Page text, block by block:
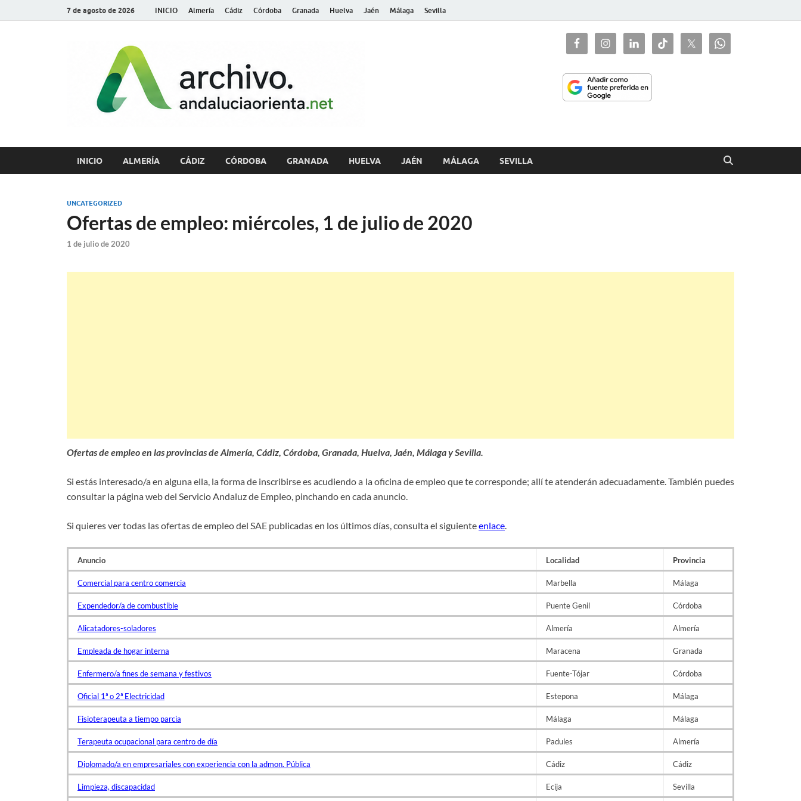
7 de agosto de 2026 INICIO Almería Cádiz Córdoba Granada Huelva Jaén Málaga Sevilla
archivo.andaluciaorienta
INICIO ALMERÍA CÁDIZ CÓRDOBA GRANADA HUELVA JAÉN MÁLAGA SEVILLA
UNCATEGORIZED
Ofertas de empleo: miércoles, 1 de julio de 2020
1 de julio de 2020
Ofertas de empleo en las provincias de Almería, Cádiz, Córdoba, Granada, Huelva, Jaén, Málaga y Sevilla.
Si estás interesado/a en alguna ella, la forma de inscribirse es acudiendo a la oficina de empleo que te corresponde; allí te atenderán adecuadamente. También puedes
consultar la página web del Servicio Andaluz de Empleo, pinchando en cada anuncio.
Si quieres ver todas las ofertas de empleo del SAE publicadas en los últimos días, consulta el siguienteenlace.
Anuncio Localidad Provincia
Comercial para centro comercia Marbella Málaga
Expendedor/a de combustible Puente Genil Córdoba
Alicatadores-soladores Almería Almería
Empleada de hogar interna Maracena Granada
Enfermero/a fines de semana y festivos Fuente-Tójar Córdoba
Oficial 1ª o 2ª Electricidad Estepona Málaga
Fisioterapeuta a tiempo parcia Málaga Málaga
Terapeuta ocupacional para centro de día Padules Almería
Diplomado/a en empresariales con experiencia con la admon. Pública Cádiz Cádiz
Limpieza, discapacidad Ecija Sevilla